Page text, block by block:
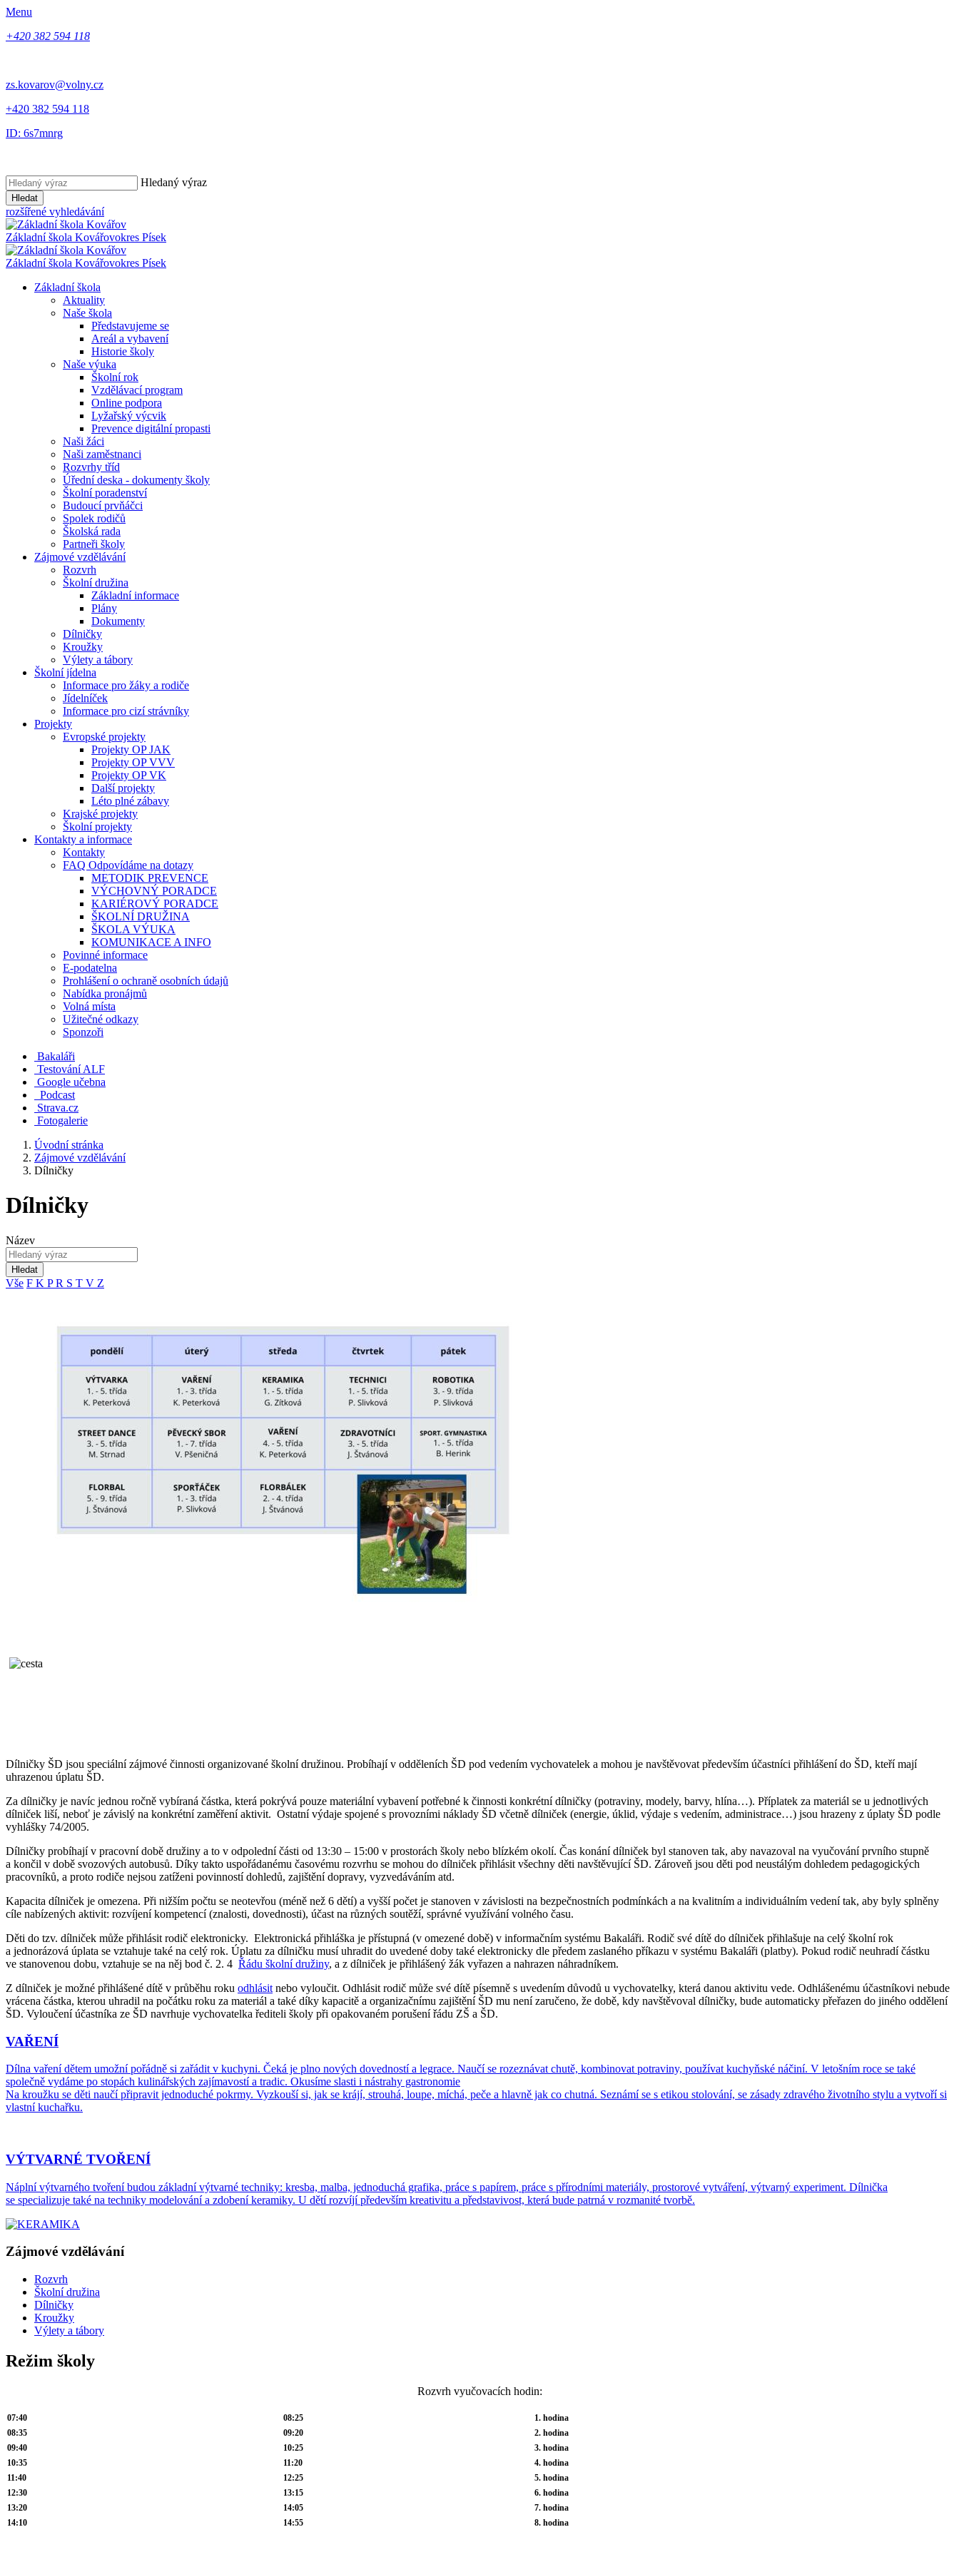
Menu
+420 382 594 118
zs.kovarov@volny.cz
+420 382 594 118
ID: 6s7mnrg
Hledaný výraz
Hledat
rozšířené vyhledávání
Základní škola Kovářovokres Písek
Základní škola Kovářovokres Písek
Základní škola
Aktuality
Naše škola
Představujeme se
Areál a vybavení
Historie školy
Naše výuka
Školní rok
Vzdělávací program
Online podpora
Lyžařský výcvik
Prevence digitální propasti
Naši žáci
Naši zaměstnanci
Rozvrhy tříd
Úřední deska - dokumenty školy
Školní poradenství
Budoucí prvňáčci
Spolek rodičů
Školská rada
Partneři školy
Zájmové vzdělávání
Rozvrh
Školní družina
Základní informace
Plány
Dokumenty
Dílničky
Kroužky
Výlety a tábory
Školní jídelna
Informace pro žáky a rodiče
Jídelníček
Informace pro cizí strávníky
Projekty
Evropské projekty
Projekty OP JAK
Projekty OP VVV
Projekty OP VK
Další projekty
Léto plné zábavy
Krajské projekty
Školní projekty
Kontakty a informace
Kontakty
FAQ Odpovídáme na dotazy
METODIK PREVENCE
VÝCHOVNÝ PORADCE
KARIÉROVÝ PORADCE
ŠKOLNÍ DRUŽINA
ŠKOLA VÝUKA
KOMUNIKACE A INFO
Povinné informace
E-podatelna
Prohlášení o ochraně osobních údajů
Nabídka pronájmů
Volná místa
Užitečné odkazy
Sponzoři
Bakaláři
Testování ALF
Google učebna
Podcast
Strava.cz
Fotogalerie
Úvodní stránka
Zájmové vzdělávání
Dílničky
Dílničky
Název
Hledat
Vše F K PR S T V Z
Dílničky ŠD jsou speciální zájmové činnosti organizované školní družinou. Probíhají v odděleních ŠD pod vedením vychovatelek a mohou je navštěvovat především účastníci přihlášení do ŠD, kteří mají
uhrazenou úplatu ŠD.
Za dílničky je navíc jednou ročně vybíraná částka, která pokrývá pouze materiální vybavení potřebné k činnosti konkrétní dílničky (potraviny, modely, barvy, hlína…). Příplatek za materiál se u jednotlivých
dílniček liší, neboť je závislý na konkrétní zaměření aktivit. Ostatní výdaje spojené s provozními náklady ŠD včetně dílniček (energie, úklid, výdaje s vedením, administrace…) jsou hrazeny z úplaty ŠD podle
vyhlášky 74/2005.
Dílničky probíhají v pracovní době družiny a to v odpolední části od 13:30 – 15:00 v prostorách školy nebo blízkém okolí. Čas konání dílniček byl stanoven tak, aby navazoval na vyučování prvního stupně
a končil v době svozových autobusů. Díky takto uspořádanému časovému rozvrhu se mohou do dílniček přihlásit všechny děti navštěvující ŠD. Zároveň jsou děti pod neustálým dohledem pedagogických
pracovníků, a proto rodiče nejsou zatíženi povinností dohledů, zajištění dopravy, vyzvedáváním atd.
Kapacita dílniček je omezena. Při nižším počtu se neotevřou (méně než 6 dětí) a vyšší počet je stanoven v závislosti na bezpečnostních podmínkách a na kvalitním a individuálním vedení tak, aby byly splněny
cíle nabízených aktivit: rozvíjení kompetencí (znalosti, dovednosti), účast na různých soutěží, správné využívání volného času.
Děti do tzv. dílniček může přihlásit rodič elektronicky. Elektronická přihláška je přístupná (v omezené době) v informačním systému Bakaláři. Rodič své dítě do dílniček přihlašuje na celý školní rok
a jednorázová úplata se vztahuje také na celý rok. Úplatu za dílničku musí uhradit do uvedené doby také elektronicky dle předem zaslaného příkazu v systému Bakaláři (platby). Pokud rodič neuhradí částku
ve stanovenou dobu, vztahuje se na něj bod č. 2. 4 Řádu školní družiny, a z dílniček je přihlášený žák vyřazen a nahrazen náhradníkem.
Z dílniček je možné přihlášené dítě v průběhu roku odhlásit nebo vyloučit. Odhlásit rodič může své dítě písemně s uvedením důvodů u vychovatelky, která danou aktivitu vede. Odhlášenému účastníkovi nebude
vrácena částka, kterou uhradil na počátku roku za materiál a také díky kapacitě a organizačnímu zajištění ŠD mu není zaručeno, že době, kdy navštěvoval dílničky, bude automaticky přeřazen do jiného oddělení
ŠD. Vyloučení účastníka ze ŠD navrhuje vychovatelka řediteli školy při opakovaném porušení řádu ZŠ a ŠD.
VAŘENÍ
Dílna vaření dětem umožní pořádně si zařádit v kuchyni. Čeká je plno nových dovedností a legrace. Naučí se rozeznávat chutě, kombinovat potraviny, používat kuchyňské náčiní. V letošním roce se také
společně vydáme po stopách kulinářských zajímavostí a tradic. Okusíme slasti i nástrahy gastronomie
Na kroužku se děti naučí připravit jednoduché pokrmy. Vyzkouší si, jak se krájí, strouhá, loupe, míchá, peče a hlavně jak co chutná. Seznámí se s etikou stolování, se zásady zdravého životního stylu a vytvoří si
vlastní kuchařku.
VÝTVARNÉ TVOŘENÍ
Náplní výtvarného tvoření budou základní výtvarné techniky: kresba, malba, jednoduchá grafika, práce s papírem, práce s přírodními materiály, prostorové vytváření, výtvarný experiment. Dílnička
se specializuje také na techniky modelování a zdobení keramiky. U dětí rozvíjí především kreativitu a představivost, která bude patrná v rozmanité tvorbě.
Zájmové vzdělávání
Rozvrh
Školní družina
Dílničky
Kroužky
Výlety a tábory
Režim školy
Rozvrh vyučovacích hodin:
07:40 08:25
1. hodina
08:35
09:20
2. hodina
09:40
10:25
3. hodina
10:35
11:20
4. hodina
11:40
12:25
5. hodina
12:30
13:15
6. hodina
13:20
14:05
7. hodina
14:10
14:55 8. hodina